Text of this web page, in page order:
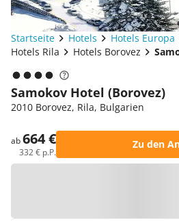
Startseite Hotels Hotels Europa
Hotels Rila
Hotels Borovez
Samokov Hotel (Borovez)
2010 Borovez, Rila, Bulgarien
ab664 €
332 € p.P.
Zu den